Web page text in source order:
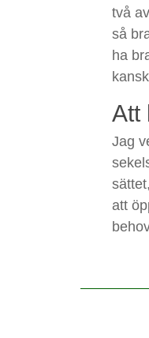
två
så
ha
Att
Jag
att